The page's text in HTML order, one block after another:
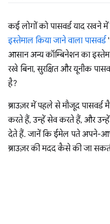
कई लोगों को पासवर्ड याद रखने
इस्तेमाल किया जाने वाला पासवर्ड
आसान अन्य कॉम्बिनेशन का
रखे बिना, सुरक्षित और यूनीक
है?
ब्राउज़र में पहले से मौजूद
करते हैं, उन्हें सेव करते हैं, और
देते हैं. जानें कि ईमेल पते अपने-
ब्राउज़र की मदद कैसे की जा